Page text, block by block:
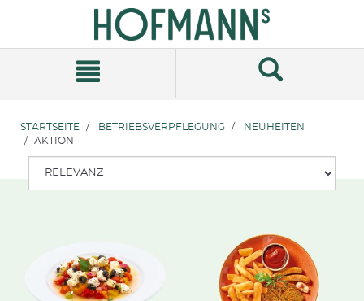
Navigationsmenü
STARTSEITE BETRIEBSVERPFLEGUNG
NEUHEITEN
AKTION